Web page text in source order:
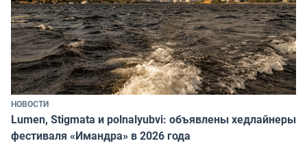
НОВОСТИ
Lumen, Stigmata и polnalyubvi: объявлены хедлайнеры
фестиваля «Имандра» в 2026 года